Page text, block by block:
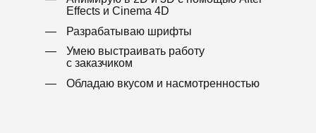
Автор курса по дизайну
Победа, X5 Retail Group,
Билайн. Лауреат премий
«азбуки вкуса»
Effects и Cinema 4D
Разрабатываю шрифты
—
Умею выстраивать работу
с заказчиком
—
Обладаю вкусом и насмотренностью
—